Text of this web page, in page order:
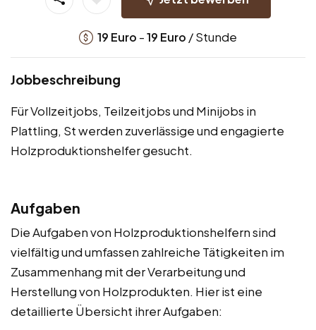
19 Euro -19 Euro / Stunde
Jobbeschreibung
Für Vollzeitjobs, Teilzeitjobs und Minijobs in
Plattling, St werden zuverlässige und engagierte
Holzproduktionshelfer gesucht.
Aufgaben
Die Aufgaben von Holzproduktionshelfern sind
vielfältig und umfassen zahlreiche Tätigkeiten im
Zusammenhang mit der Verarbeitung und
Herstellung von Holzprodukten. Hier ist eine
detaillierte Übersicht ihrer Aufgaben: